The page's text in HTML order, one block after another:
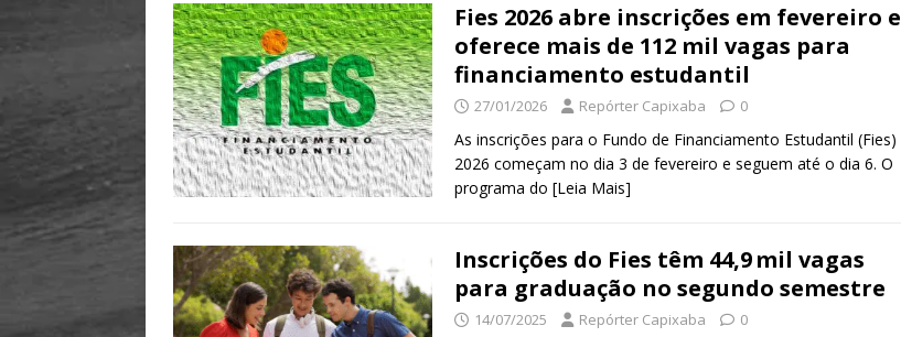
Fies 2026 abre inscrições em fevereiro e
oferece mais de 112 mil vagas para
financiamento estudantil
27/01/2026 Repórter Capixaba 0
As inscrições para o Fundo de Financiamento Estudantil (Fies)
2026 começam no dia 3 de fevereiro e seguem até o dia 6. O
programa do [Leia Mais]
Inscrições do Fies têm 44,9 mil vagas
para graduação no segundo semestre
14/07/2025 Repórter Capixaba 0